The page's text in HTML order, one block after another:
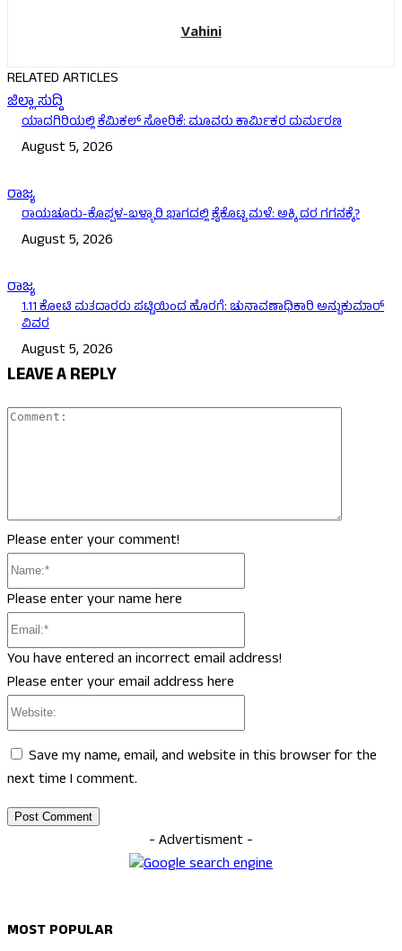
Vahini
RELATED ARTICLES
ಜಿಲ್ಲಾ ಸುದ್ದಿ
ಯಾದಗಿರಿಯಲ್ಲಿ ಕೆಮಿಕಲ್ ಸೋರಿಕೆ: ಮೂವರು ಕಾರ್ಮಿಕರ ದುರ್ಮರಣ
August 5, 2026
ರಾಜ್ಯ
ರಾಯಚೂರು-ಕೊಪ್ಪಳ-ಬಳ್ಳಾರಿ ಭಾಗದಲ್ಲಿ ಕೈಕೊಟ್ಟ ಮಳೆ: ಅಕ್ಕಿ ದರ ಗಗನಕ್ಕೆ?
August 5, 2026
ರಾಜ್ಯ
1.11 ಕೋಟಿ ಮತದಾರರು ಪಟ್ಟಿಯಿಂದ ಹೊರಗೆ: ಚುನಾವಣಾಧಿಕಾರಿ ಅನ್ಬುಕುಮಾರ್
ವಿವರ
August 5, 2026
LEAVE A REPLY
Please enter your comment!
Please enter your name here
You have entered an incorrect email address!
Please enter your email address here
Save my name, email, and website in this browser for the
next time I comment.
- Advertisment -
MOST POPULAR